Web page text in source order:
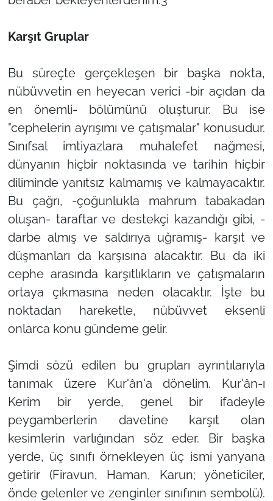
Karşıt Gruplar
Bu süreçte gerçekleşen bir başka nokta,
nübüvvetin en heyecan verici -bir açıdan da
en önemli- bölümünü oluşturur. Bu ise
"cephelerin ayrışımı ve çatışmalar" konusudur.
Sınıfsal imtiyazlara muhalefet nağmesi,
dünyanın hiçbir noktasında ve tarihin hiçbir
diliminde yanıtsız kalmamış ve kalmayacaktır.
Bu çağrı, -çoğunlukla mahrum tabakadan
oluşan- taraftar ve destekçi kazandığı gibi, -
darbe almış ve saldırıya uğramış- karşıt ve
düşmanları da karşısına alacaktır. Bu da iki
cephe arasında karşıtlıkların ve çatışmaların
ortaya çıkmasına neden olacaktır. İşte bu
noktadan hareketle, nübüvvet eksenli
onlarca konu gündeme gelir.
Şimdi sözü edilen bu grupları ayrıntılarıyla
tanımak üzere Kur'ân'a dönelim. Kur'ân-ı
Kerim bir yerde, genel bir ifadeyle
peygamberlerin davetine karşıt olan
kesimlerin varlığından söz eder. Bir başka
yerde, üç sınıfı örnekleyen üç ismi yanyana
getirir (Firavun, Haman, Karun; yöneticiler,
önde gelenler ve zenginler sınıfının sembolü).